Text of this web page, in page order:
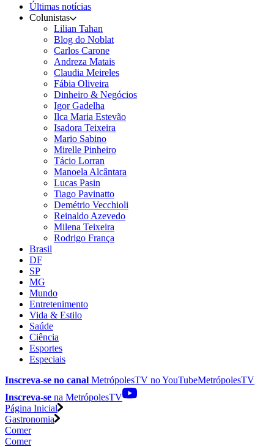
Últimas notícias
Colunistas
Lilian Tahan
Blog do Noblat
Carlos Carone
Andreza Matais
Claudia Meireles
Fábia Oliveira
Dinheiro & Negócios
Igor Gadelha
Ilca Maria Estevão
Isadora Teixeira
Mario Sabino
Mirelle Pinheiro
Tácio Lorran
Manoela Alcântara
Lucas Pasin
Tiago Pavinatto
Demétrio Vecchioli
Reinaldo Azevedo
Milena Teixeira
Rodrigo França
Brasil
DF
SP
MG
Mundo
Entretenimento
Vida & Estilo
Saúde
Ciência
Esportes
Especiais
Inscreva-se no canal MetrópolesTV noYouTubeMetrópolesTV
Inscreva-se na MetrópolesTV
Página Inicial
Gastronomia
Comer
Comer